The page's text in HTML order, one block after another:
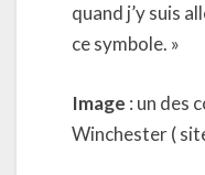
quand j’y suis
ce symbole. »
Image : un des
Winchester (